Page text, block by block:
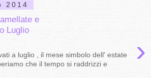
2014
e
Luglio
›
a luglio , il mese simbolo dell' estate
che il tempo si raddrizzi e